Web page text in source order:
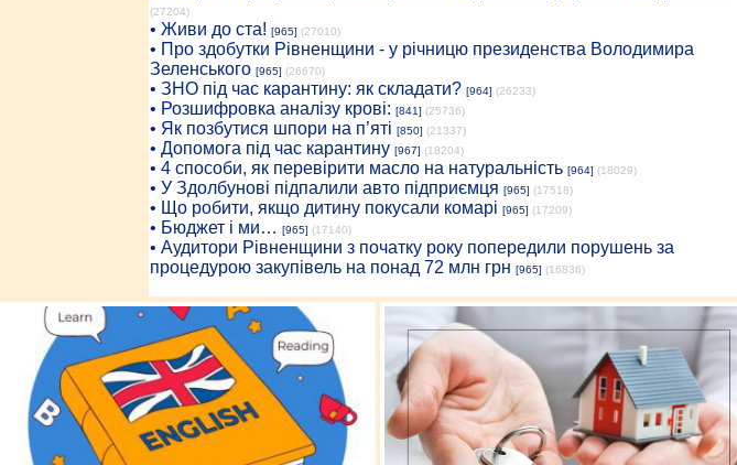
(27204)
• Живи до ста! [965] (27010)
• Про здобутки Рівненщини - у річницю президенства Володимира
Зеленського [965] (26670)
• ЗНО під час карантину: як складати? [964] (26233)
• Розшифровка аналізу крові: [841] (25736)
• Як позбутися шпори на п’яті [850] (21337)
• Допомога під час карантину [967] (18204)
• 4 способи, як перевірити масло на натуральність [964] (18029)
• У Здолбунові підпалили авто підприємця [965] (17518)
• Що робити, якщо дитину покусали комарі [965] (17209)
• Бюджет і ми… [965] (17140)
• Аудитори Рівненщини з початку року попередили порушень за
процедурою закупівель на понад 72 млн грн [965] (16836)